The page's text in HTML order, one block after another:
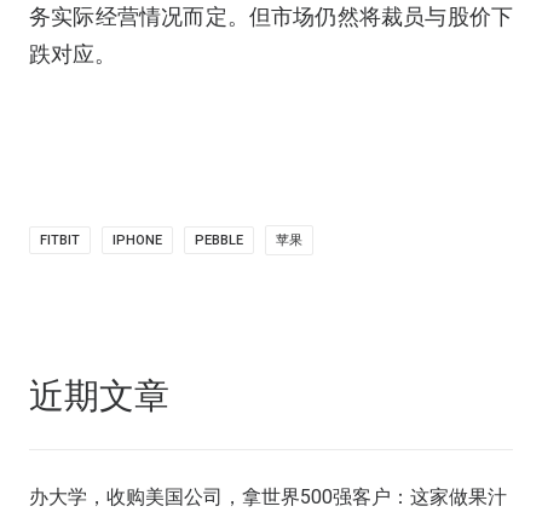
务实际经营情况而定。但市场仍然将裁员与股价下
跌对应。
FITBIT IPHONE PEBBLE 苹果
近期文章
办大学，收购美国公司，拿世界500强客户：这家做果汁